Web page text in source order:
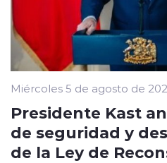
Miércoles 5 de agosto de
Presidente Kast
de seguridad y
de la Ley de